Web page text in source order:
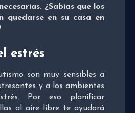
¿Sabías que los
quedarse en su casa en
estrés
son muy sensibles a
y a los ambientes
Por eso planificar
al aire libre te ayudará